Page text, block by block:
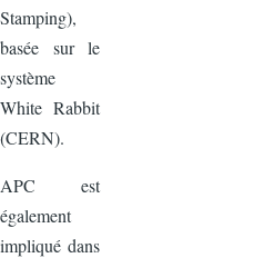
Stamping),
basée sur le
système
White Rabbit
(CERN).
APC est
également
impliqué dans